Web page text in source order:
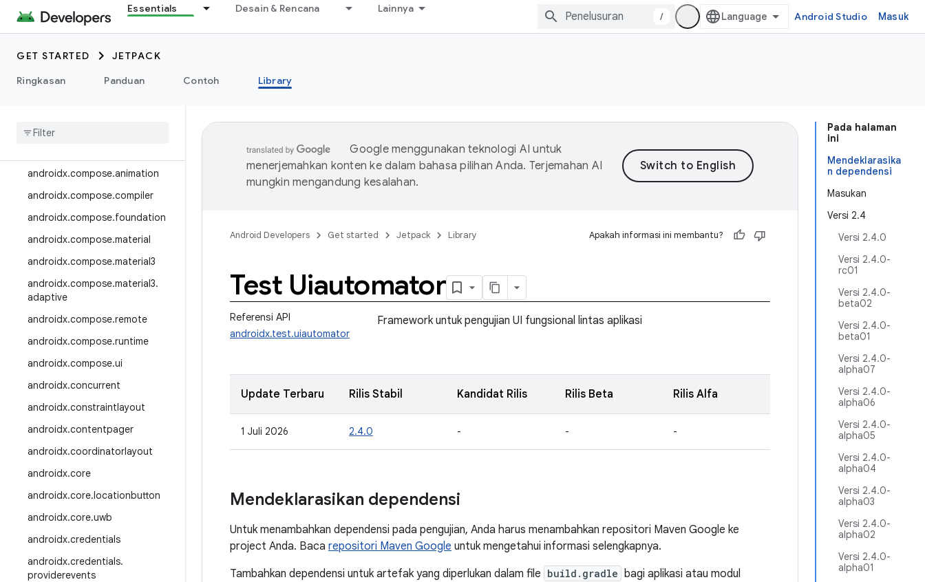
Essentials Desain & Rencana Lainnya
/ Android Studio Masuk
GET STARTED
JETPACK
Ringkasan
Panduan Contoh Library
androidx.camera.media3
androidx.car
androidx.car.app
androidx
androidx.compose.animation
androidx.compose.compiler
androidx.compose.foundation
androidx.compose.material
androidx.compose.material3
androidx.compose.material3.
adaptive
androidx.compose.remote
androidx.compose.runtime
androidx.compose.ui
androidx.concurrent
androidx.constraintlayout
androidx.contentpager
androidx.coordinatorlayout
androidx.core
androidx.core.locationbutton
androidx.core.uwb
androidx.credentials
androidx.credentials.
providerevents
Pada halaman
ini
Mendeklarasika
n dependensi
Masukan
Versi 2.4
Versi 2.4.0
Versi 2.4.0-
rc01
Versi 2.4.0-
beta02
Versi 2.4.0-
beta01
Versi 2.4.0-
alpha07
Versi 2.4.0-
alpha06
Versi 2.4.0-
alpha05
Versi 2.4.0-
alpha04
Versi 2.4.0-
alpha03
Versi 2.4.0-
alpha02
Versi 2.4.0-
alpha01
Google menggunakan teknologi AI untuk
menerjemahkan konten ke dalam bahasa pilihan Anda. Terjemahan AI
mungkin mengandung kesalahan.
Android Developers Get started Jetpack Library Apakah informasi ini membantu?
Test Uiautomator
Referensi API
androidx.test.uiautomator
Framework untuk pengujian UI fungsional lintas aplikasi
Update Terbaru Rilis Stabil Kandidat Rilis Rilis Beta Rilis Alfa
1 Juli 2026 2.4.0 - - -
Mendeklarasikan dependensi
Untuk menambahkan dependensi pada pengujian, Anda harus menambahkan repositori Maven Google ke
project Anda. Baca repositori Maven Google untuk mengetahui informasi selengkapnya.
Tambahkan dependensi untuk artefak yang diperlukan dalam file build.gradle bagi aplikasi atau modul